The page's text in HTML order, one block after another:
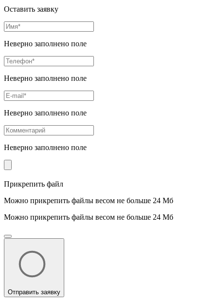
Оставить заявку
Неверно заполнено поле
Неверно заполнено поле
Неверно заполнено поле
Неверно заполнено поле
Прикрепить файл
Можно прикрепить файлы весом не больше 24 Мб
Можно прикрепить файлы весом не больше 24 Мб
Отправить заявку